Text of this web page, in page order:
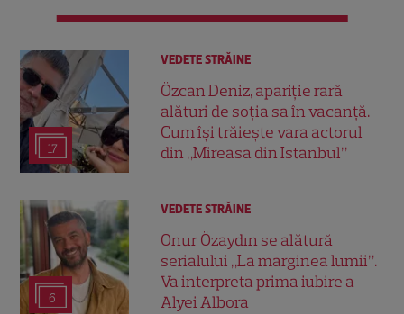
17
VEDETE STRĂINE
Özcan Deniz, apariție rară
alături de soția sa în vacanță.
Cum își trăiește vara actorul
din „Mireasa din Istanbul”
6
VEDETE STRĂINE
Onur Özaydın se alătură
serialului „La marginea lumii”.
Va interpreta prima iubire a
Alyei Albora